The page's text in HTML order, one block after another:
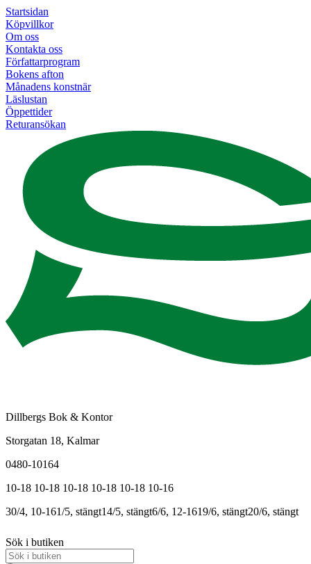
Startsidan
Köpvillkor
Om oss
Kontakta oss
Författarprogram
Bokens afton
Månadens konstnär
Läslustan
Öppettider
Returansökan
Dillbergs Bok & Kontor
Storgatan 18, Kalmar
0480-10164
10-18 10-18 10-18 10-18 10-18 10-16
30/4, 10-161/5, stängt14/5, stängt6/6, 12-1619/6, stängt20/6, stängt
Sök i butiken